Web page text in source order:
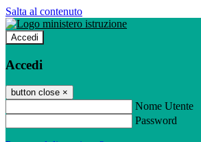
Salta al contenuto
Accedi
Accedi
button close ×
Nome Utente
Password